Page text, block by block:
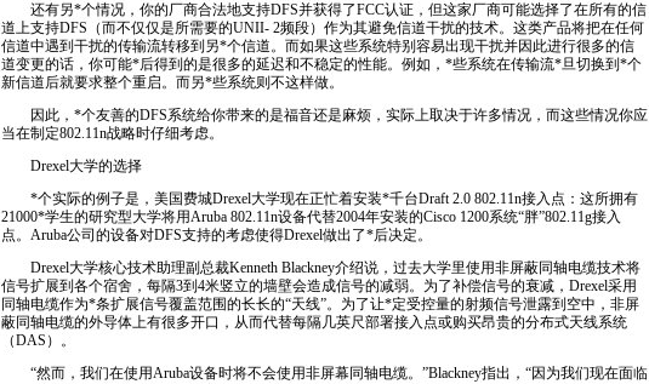
还有另*个情况，你的厂商合法地支持DFS并获得了FCC认证，但这家厂商可能选择了在所有的信
道上支持DFS （而不仅仅是所需要的UNII- 2频段）作为其避免信道干扰的技术。这类产品将把在任何
信道中遇到干扰的传输流转移到另*个信道。而如果这些系统特别容易出现干扰并因此进行很多的信
道变更的话，你可能*后得到的是很多的延迟和不稳定的性能。例如， *些系统在传输流*旦切换到 *个
新信道后就要求整个重启。而另*些系统则不这样做。
因此， *个友善的DFS系统给你带来的是福音还是麻烦，实际上取决于许多情况，而这些情况你应
当在制定802.11n战略时仔细考虑。
Drexel大学的选择
*个实际的例子是，美国费城Drexel大学现在正忙着安装*千台Draft 2.0 802.11n接入点：这所拥有
21000*学生的研究型大学将用Aruba 802.11n设备代替2004年安装的Cisco 1200系统“胖”802.11g接入
点。Aruba公司的设备对DFS支持的考虑使得Drexel做出了*后决定。
Drexel大学核心技术助理副总裁Kenneth Blackney介绍说，过去大学里使用非屏蔽同轴电缆技术将
信号扩展到各个宿舍，每隔3到4米竖立的墙壁会造成信号的减弱。为了补偿信号的衰减，Drexel采用
同轴电缆作为*条扩展信号覆盖范围的长长的“天线”。为了让*定受控量的射频信号泄露到空中，非屏
蔽同轴电缆的外导体上有很多开口，从而代替每隔几英尺部署接入点或购买昂贵的分布式天线系统
（DAS）。
“然而，我们在使用Aruba设备时将不会使用非屏幕同轴电缆。”Blackney指出，“因为我们现在面临